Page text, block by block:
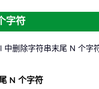
字符
删除字符串末尾 N 个字
N 个字符